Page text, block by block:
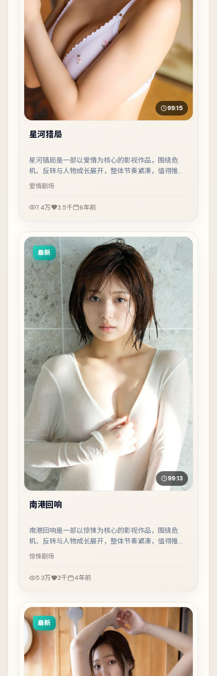
99:15
星河猎局
星河猎局是一部以爱情为核心的影视作品，围绕危
机、反转与人物成长展开，整体节奏紧凑，值得推荐
观看。
爱情剧场
7.4万 3.5千 6年前
最新
99:13
南港回响
南港回响是一部以惊悚为核心的影视作品，围绕危
机、反转与人物成长展开，整体节奏紧凑，值得推荐
观看。
惊悚剧场
5.3万 3千 4年前
最新